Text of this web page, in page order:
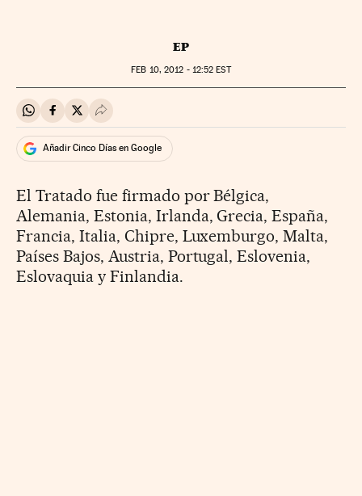
EP
FEB 10, 2012 - 12:52 EST
Compartir en Whatsapp
Compartir en Facebook
Compartir en Twitter
Desplegar Redes Sociales
Añadir Cinco Días en Google
El Tratado fue firmado por Bélgica,
Alemania, Estonia, Irlanda, Grecia, España,
Francia, Italia, Chipre, Luxemburgo, Malta,
Países Bajos, Austria, Portugal, Eslovenia,
Eslovaquia y Finlandia.